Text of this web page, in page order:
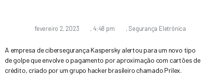
fevereiro 2, 2023 , 4:48 pm , Segurança Eletrônica
A empresa de cibersegurança Kaspersky alertou para um novo tipo
de golpe que envolve o pagamento por aproximação com cartões de
crédito, criado por um grupo hacker brasileiro chamado Prilex.